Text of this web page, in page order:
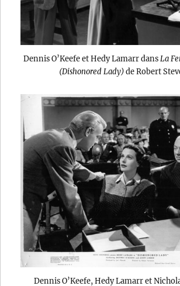
Dennis O’Keefe et Hedy Lamarr dans La
(Dishonored Lady)de Robert
Dennis O’Keefe, Hedy Lamarr et